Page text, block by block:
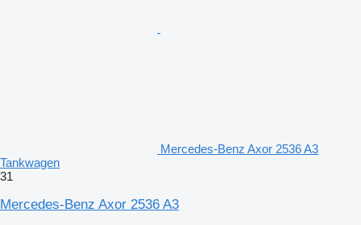
Mercedes-Benz Axor 2536 A3
Tankwagen
31
Mercedes-Benz Axor 2536 A3